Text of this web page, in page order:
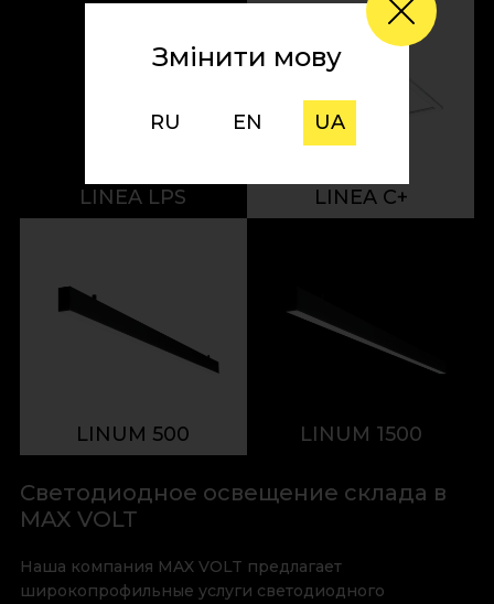
LINEA LPS LINEA С+
LINUM 500 LINUM 1500
Светодиодное освещение склада в
MAX VOLT
Наша компания MAX VOLT предлагает
широкопрофильные услуги светодиодного
Змінити мову
RU EN UA